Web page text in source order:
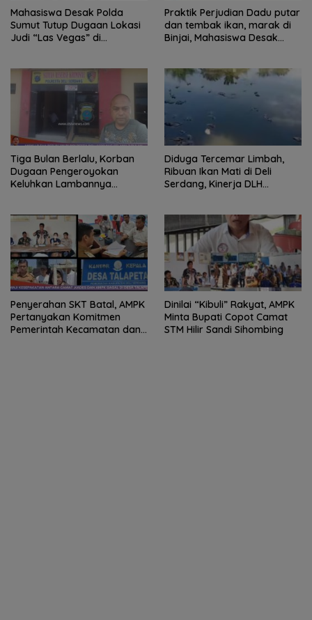
Mahasiswa Desak Polda
Sumut Tutup Dugaan Lokasi
Judi “Las Vegas” di
Praktik Perjudian Dadu putar
dan tembak ikan, marak di
Binjai, Mahasiswa Desak
Tiga Bulan Berlalu, Korban
Dugaan Pengeroyokan
Keluhkan Lambannya
Diduga Tercemar Limbah,
Ribuan Ikan Mati di Deli
Serdang, Kinerja DLH
Penyerahan SKT Batal, AMPK
Pertanyakan Komitmen
Pemerintah Kecamatan dan
Dinilai “Kibuli” Rakyat, AMPK
Minta Bupati Copot Camat
STM Hilir Sandi Sihombing